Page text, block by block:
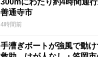
300mにわたり約4時間通
善通寺市
4時間前
手漕ぎボートが強風で動